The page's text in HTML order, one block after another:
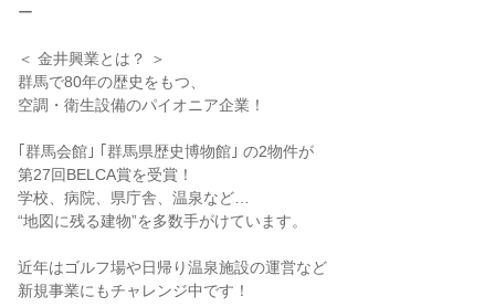
ー
＜ 金井興業とは？ ＞
群馬で80年の歴史をもつ、
空調・衛生設備のパイオニア企業！
｢群馬会館｣ ｢群馬県歴史博物館｣ の2物件が
第27回BELCA賞を受賞！
学校、病院、県庁舎、温泉など…
“地図に残る建物”を多数手がけています。
近年はゴルフ場や日帰り温泉施設の運営など
新規事業にもチャレンジ中です！